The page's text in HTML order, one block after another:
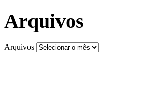
Arquivos
Arquivos